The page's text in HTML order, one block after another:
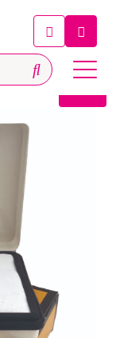
voor